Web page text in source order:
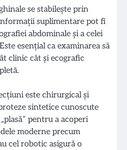
se stabilește prin
suplimentare pot fi
abdominale și a celei
esențial ca examinarea să
clinic cât și ecografic
este chirurgical și
sintetice cunoscute
pentru a acoperi
moderne precum
cel robotic asigură o